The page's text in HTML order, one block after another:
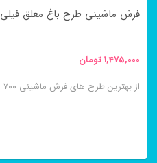
صفحه
انتخاب
شوند
فرش ماشینی طرح باغ معلق فیلی ۷۰۰ شانه کاشان
1,475,000تومان
از بهترین طرح های فرش ماشینی ۷۰۰ شانه طرح باغ معلق فیلی می باشد